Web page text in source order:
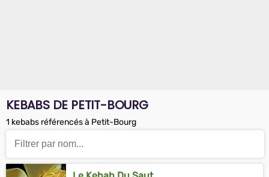
KEBABS DE PETIT-BOURG
1 kebabs référencés à Petit-Bourg